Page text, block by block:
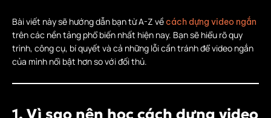
Bài viết này sẽ hướng dẫn bạn từ A-Z về cách dựng video ngắn
trên các nền tảng phổ biến nhất hiện nay. Bạn sẽ hiểu rõ quy
trình, công cụ, bí quyết và cả những lỗi cần tránh để video ngắn
của mình nổi bật hơn so với đối thủ.